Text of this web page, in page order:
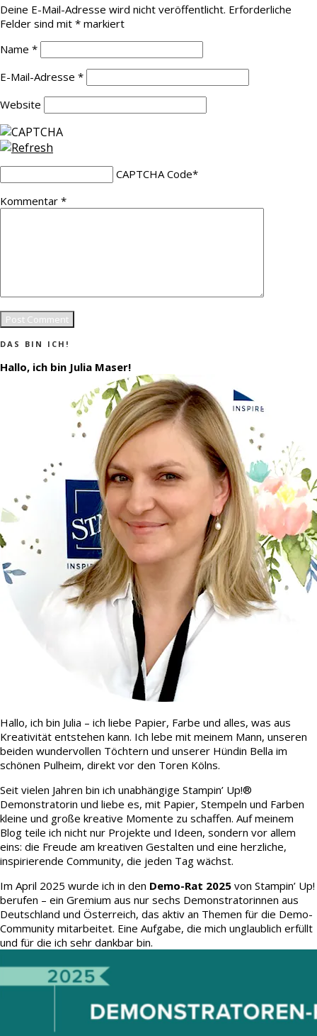
Deine E-Mail-Adresse wird nicht veröffentlicht. Erforderliche
Felder sind mit * markiert
Name *
E-Mail-Adresse *
Website
CAPTCHA Code*
Kommentar *
DAS BIN ICH!
Hallo, ich bin Julia Maser!
Hallo, ich bin Julia – ich liebe Papier, Farbe und alles, was aus
Kreativität entstehen kann. Ich lebe mit meinem Mann, unseren
beiden wundervollen Töchtern und unserer Hündin Bella im
schönen Pulheim, direkt vor den Toren Kölns.
Seit vielen Jahren bin ich unabhängige Stampin’ Up!®
Demonstratorin und liebe es, mit Papier, Stempeln und Farben
kleine und große kreative Momente zu schaffen. Auf meinem
Blog teile ich nicht nur Projekte und Ideen, sondern vor allem
eins: die Freude am kreativen Gestalten und eine herzliche,
inspirierende Community, die jeden Tag wächst.
Im April 2025 wurde ich in den Demo-Rat 2025 von Stampin’ Up!
berufen – ein Gremium aus nur sechs Demonstratorinnen aus
Deutschland und Österreich, das aktiv an Themen für die Demo-
Community mitarbeitet. Eine Aufgabe, die mich unglaublich erfüllt
und für die ich sehr dankbar bin.